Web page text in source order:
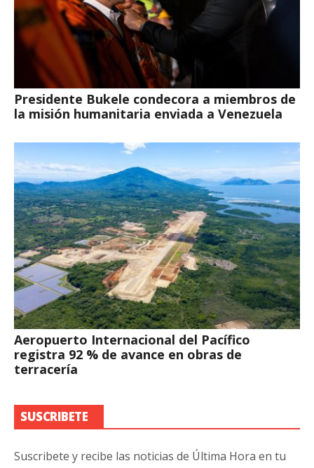
Presidente Bukele condecora a miembros de
la misión humanitaria enviada a Venezuela
Aeropuerto Internacional del Pacífico
registra 92 % de avance en obras de
terracería
SUSCRIBETE
Suscribete y recibe las noticias de Última Hora en tu